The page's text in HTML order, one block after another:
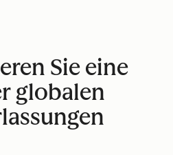
Sie eine
globalen